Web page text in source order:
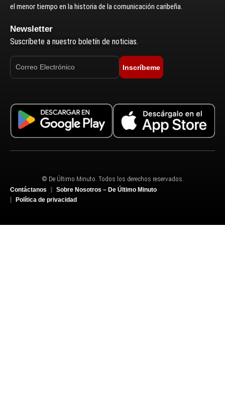
el menor tiempo en la historia de la comunicación caribeña.
Newsletter
Suscríbete a nuestro boletín de noticias.
Inscríbeme
© De Último Minuto. Todos los derechos reservados.
Contáctanos
Sobre Nosotros – De Último Minuto
Política de privacidad